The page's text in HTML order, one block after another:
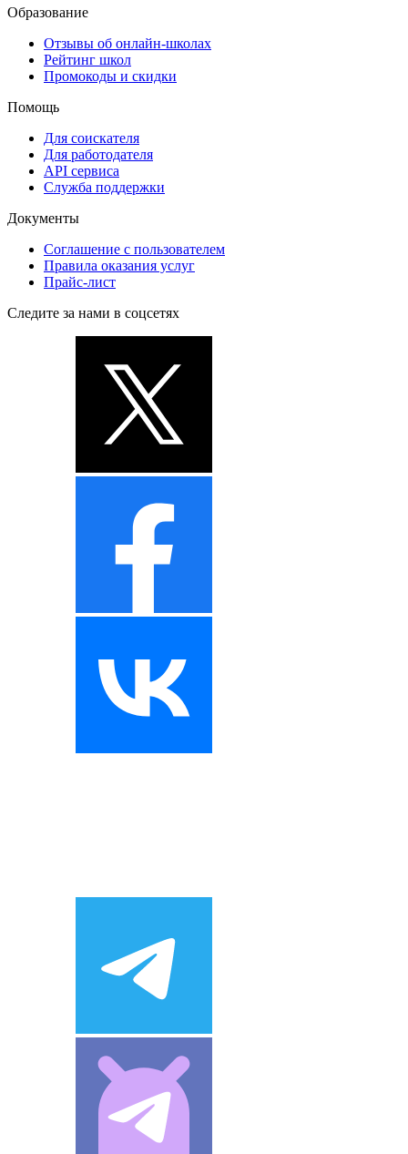
Образование
Отзывы об онлайн-школах
Рейтинг школ
Промокоды и скидки
Помощь
Для соискателя
Для работодателя
API сервиса
Служба поддержки
Документы
Соглашение с пользователем
Правила оказания услуг
Прайс-лист
Следите за нами в соцсетях